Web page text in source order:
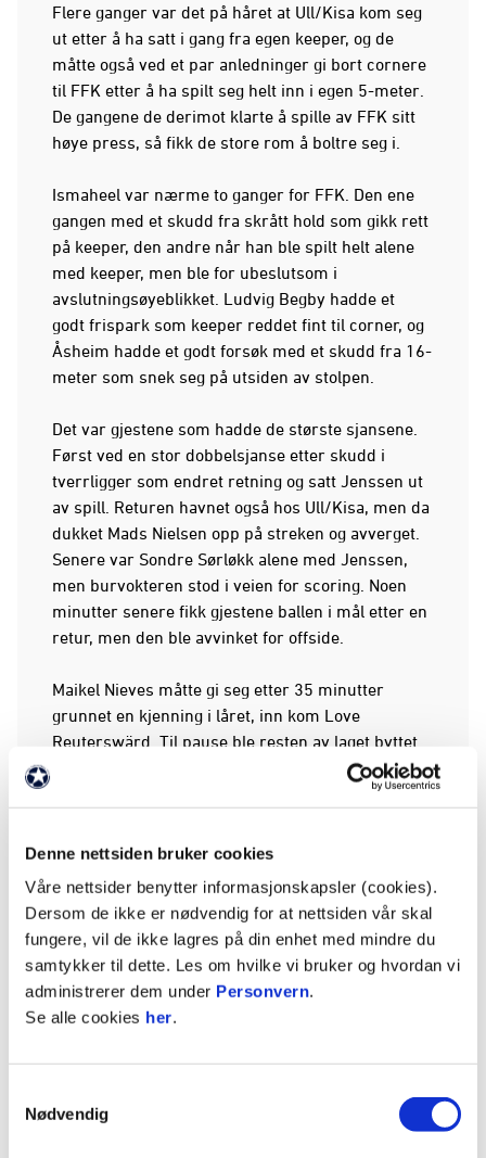
Denne nettsiden bruker cookies
Våre nettsider benytter informasjonskapsler (cookies).
Dersom de ikke er nødvendig for at nettsiden vår skal
fungere, vil de ikke lagres på din enhet med mindre du
samtykker til dette. Les om hvilke vi bruker og hvordan vi
administrerer dem under Personvern.
Se alle cookies her.
Nødvendig
Flere ganger var det på håret at Ull/Kisa kom seg
ut etter å ha satt i gang fra egen keeper, og de
måtte også ved et par anledninger gi bort cornere
til FFK etter å ha spilt seg helt inn i egen 5-meter.
De gangene de derimot klarte å spille av FFK sitt
høye press, så fikk de store rom å boltre seg i.
Ismaheel var nærme to ganger for FFK. Den ene
gangen med et skudd fra skrått hold som gikk rett
på keeper, den andre når han ble spilt helt alene
med keeper, men ble for ubeslutsom i
avslutningsøyeblikket. Ludvig Begby hadde et
godt frispark som keeper reddet fint til corner, og
Åsheim hadde et godt forsøk med et skudd fra 16-
meter som snek seg på utsiden av stolpen.
Det var gjestene som hadde de største sjansene.
Først ved en stor dobbelsjanse etter skudd i
tverrligger som endret retning og satt Jenssen ut
av spill. Returen havnet også hos Ull/Kisa, men da
dukket Mads Nielsen opp på streken og avverget.
Senere var Sondre Sørløkk alene med Jenssen,
men burvokteren stod i veien for scoring. Noen
minutter senere fikk gjestene ballen i mål etter en
retur, men den ble avvinket for offside.
Maikel Nieves måtte gi seg etter 35 minutter
grunnet en kjenning i låret, inn kom Love
Reuterswärd. Til pause ble resten av laget byttet
ut. Inn kom Karstensen, Betten Hansen, Jansson,
Stray Molde, Gray, Øby, Zoulakis, Getz, Farah
Det tok ikke lange tiden etter pause før FFK var i
ledelsen. Alexander Zoulakis brøt Ull/Kisa
sin vågale frispilling og alene med keeper dro han
seg fint forbi og trillet kula i åpent mål. Årets
første scoring på Stadion!
heller. Han så keeper stod langt ute og med et
kunststykke la han en assist med venstrefoten, til